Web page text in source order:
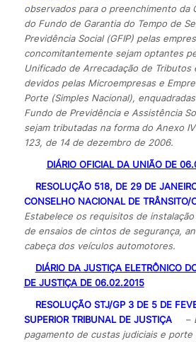
observados para o preenchimento da
do Fundo de Garantia do Tempo de
Previdência Social (GFIP) pelas
concomitantemente sejam optantes
Unificado de Arrecadação de Tributos
devidos pelas Microempresas e
Porte (Simples Nacional),
Fundo de Previdência e Assistência
sejam tributadas na forma do Anexo
123, de 14 de dezembro de 2006.
DIÁRIO OFICIAL DA UNIÃO DE
RESOLUÇÃO 518, DE 29 DE
CONSELHO NACIONAL DE TRÂNSITO/
Estabelece os requisitos de
de ensaios de cintos de segurança,
cabeça dos veículos automotores.
DIÁRIO DA JUSTIÇA ELETRÔNICO
DE JUSTIÇA DE 06.02.2015
RESOLUÇÃO STJ/GP 3 DE 5 DE
SUPERIOR TRIBUNAL DE JUSTIÇA
–
pagamento de custas judiciais e